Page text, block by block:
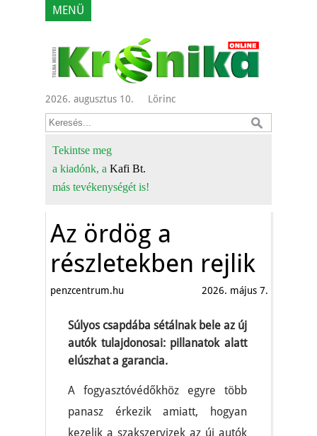
MENÜ
2026. augusztus 10. Lörinc
Tekintse meg
a kiadónk, a Kafi Bt.
más tevékenységét is!
Az ördög a
részletekben rejlik
penzcentrum.hu 2026. május 7.
Súlyos csapdába sétálnak bele az új
autók tulajdonosai: pillanatok alatt
elúszhat a garancia.
A fogyasztóvédőkhöz egyre több
panasz érkezik amiatt, hogyan
kezelik a szakszervizek az új autók